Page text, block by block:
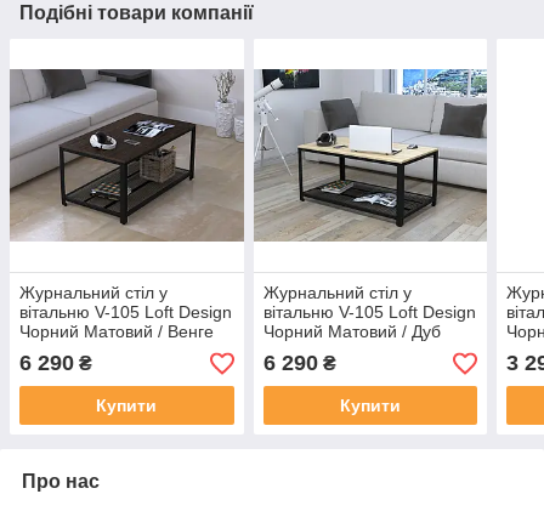
Подібні товари компанії
Журнальний стіл у
вітальню V-105 Loft Design
Чорний Матовий / Венге
Корсика
6 290 ₴
Купити
Журнальний стіл у
вітальню V-105 Loft Design
Чорний Матовий / Дуб
Борас
6 290₴
Купити
3
Про нас